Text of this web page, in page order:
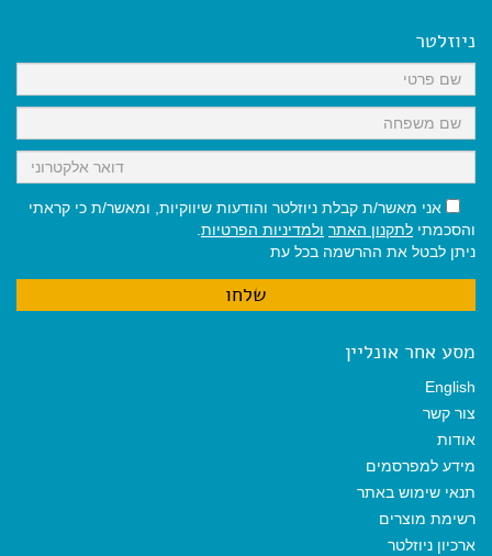
k
p
m
ניוזלטר
אני מאשר/ת קבלת ניוזלטר והודעות שיווקיות, ומאשר/ת כי קראתי
והסכמתי לתקנון האתר ולמדיניות הפרטיות
ניתן לבטל את ההרשמה בכל עת
מסע אחר אונליין
English
צור קשר
אודות
מידע למפרסמים
תנאי שימוש באתר
רשימת מוצרים
ארכיון ניוזלטר